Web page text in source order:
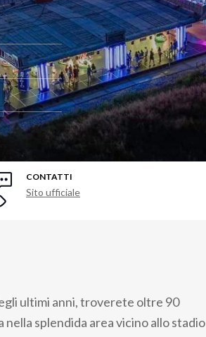
CONTATTI
Sito ufficiale
ultimi anni, troverete oltre 90
splendida area vicino allo stadio